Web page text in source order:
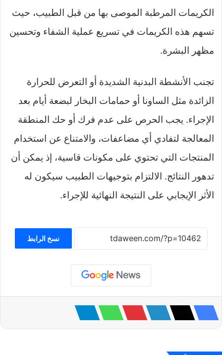
الكريمات المرطبة الموصى بها من قبل الطبيب، حيث
تسهم هذه الكريمات في تسريع عملية الشفاء وتحسين
مظهر البشرة.
تجنب الأنشطة البدنية الشديدة أو التعرض للحرارة
الزائدة مثل الساونا أو حمامات البخار لبضعة أيام بعد
الإجراء. يجب الحرص على عدم فرك أو حك المنطقة
المعالجة لتفادي أي مضاعفات، والامتناع عن استخدام
المنتجات التي تحتوي على مكونات قاسية، إذ يمكن أن
تدهور النتائج. الالتزام بتوجيهات الطبيب سيكون له
الأثر الإيجابي على النتيجة النهائية للإجراء.
نسخ الرابط